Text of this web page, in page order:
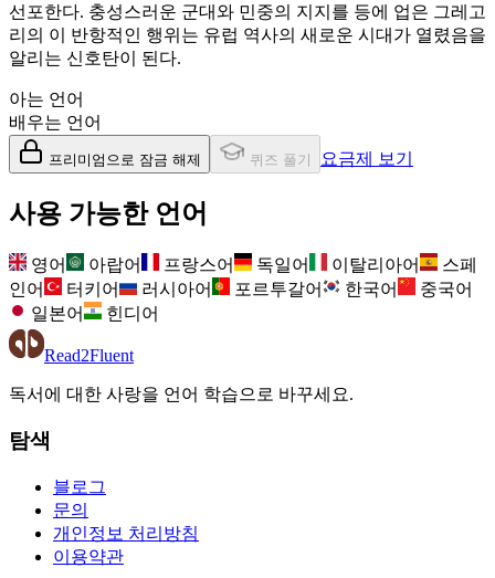
선포한다. 충성스러운 군대와 민중의 지지를 등에 업은 그레고
리의 이 반항적인 행위는 유럽 역사의 새로운 시대가 열렸음을
알리는 신호탄이 된다.
아는 언어
배우는 언어
프리미엄으로 잠금 해제 퀴즈 풀기 요금제 보기
사용 가능한 언어
영어 아랍어 프랑스어 독일어 이탈리아어
스페
인어
터키어 러시아어 포르투갈어 한국어
중국어
일본어
힌디어
Read2Fluent
독서에 대한 사랑을 언어 학습으로 바꾸세요.
탐색
블로그
문의
개인정보 처리방침
이용약관